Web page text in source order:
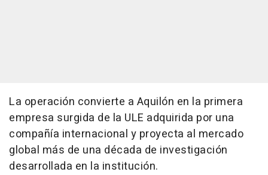
La operación convierte a Aquilón en la primera
empresa surgida de la ULE adquirida por una
compañía internacional y proyecta al mercado
global más de una década de investigación
desarrollada en la institución.